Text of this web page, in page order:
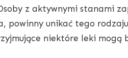
z aktywnymi stanami
powinny unikać tego
niektóre leki mogą